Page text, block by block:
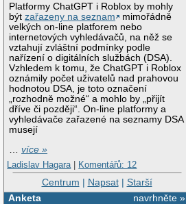
Platformy ChatGPT i Roblox by mohly
býtzařazeny na seznam
mimořádně
velkých on-line platforem nebo
internetových vyhledávačů, na něž se
vztahují zvláštní podmínky podle
nařízení o digitálních službách (DSA).
Vzhledem k tomu, že ChatGPT i Roblox
oznámily počet uživatelů nad prahovou
hodnotou DSA, je toto označení
„rozhodně možné“ a mohlo by „přijít
dříve či později“. On-line platformy a
vyhledávače zařazené na seznamy DSA
musejí
…více »
Ladislav Hagara | Komentářů: 12
Centrum | Napsat| Starší
navrhněte »
Anketa